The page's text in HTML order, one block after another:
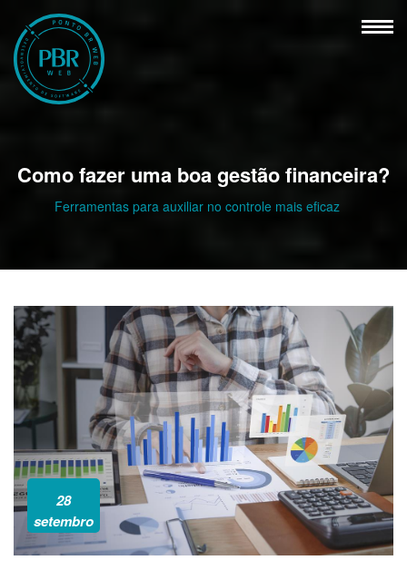
Como fazer uma boa gestão financeira?
Ferramentas para auxiliar no controle mais eficaz
28
setembro